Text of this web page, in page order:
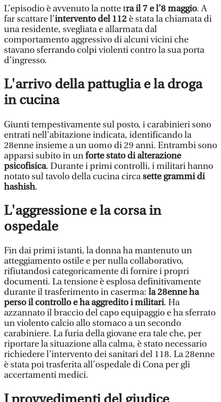
L’episodio è avvenuto la notte tra il 7 e l’8 maggio. A
far scattare l'intervento del 112 è stata la chiamata di
una residente, svegliata e allarmata dal
comportamento aggressivo di alcuni vicini che
stavano sferrando colpi violenti contro la sua porta
d’ingresso.
L'arrivo della pattuglia e la droga
in cucina
Giunti tempestivamente sul posto, i carabinieri sono
entrati nell'abitazione indicata, identificando la
28enne insieme a un uomo di 29 anni. Entrambi sono
apparsi subito in unforte stato di alterazione
psicofisica. Durante i primi controlli, i militari hanno
notato sul tavolo della cucina circasette grammi di
hashish.
L'aggressione e la corsa in
ospedale
Fin dai primi istanti, la donna ha mantenuto un
atteggiamento ostile e per nulla collaborativo,
rifiutandosi categoricamente di fornire i propri
documenti. La tensione è esplosa definitivamente
durante il trasferimento in caserma: la 28enne ha
perso il controllo e ha aggredito i militari. Ha
azzannato il braccio del capo equipaggio e ha sferrato
un violento calcio allo stomaco a un secondo
carabiniere. La furia della giovane era tale che, per
riportare la situazione alla calma, è stato necessario
richiedere l’intervento dei sanitari del 118. La 28enne
è stata poi trasferita all’ospedale di Cona per gli
accertamenti medici.